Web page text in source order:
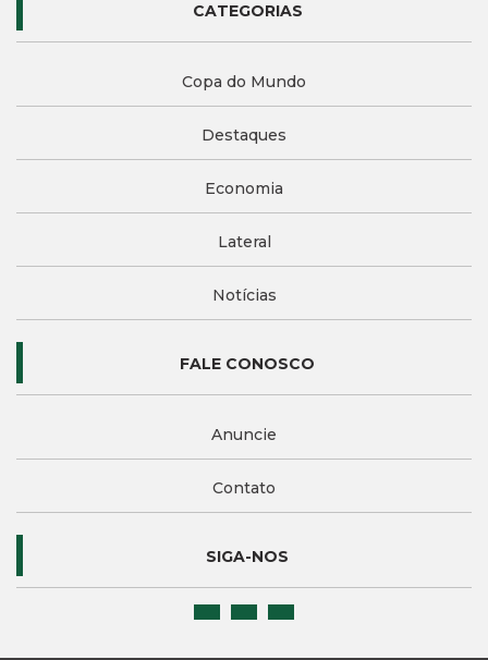
CATEGORIAS
Copa do Mundo
Destaques
Economia
Lateral
Notícias
FALE CONOSCO
Anuncie
Contato
SIGA-NOS